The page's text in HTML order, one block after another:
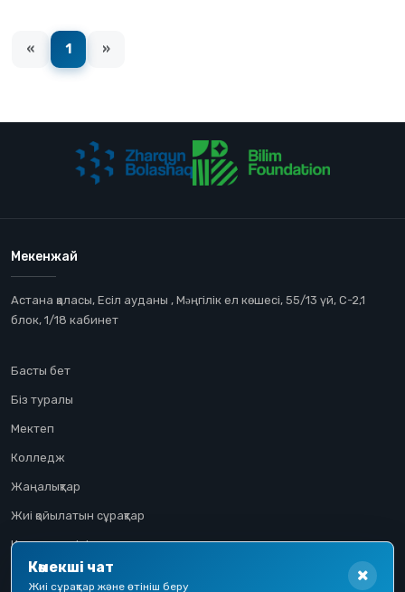
« 1 »
Мекенжай
Астана қаласы, Есіл ауданы , Мəңгілік ел көшесі, 55/13 үй, С-2,1
блок, 1/18 кабинет
Басты бет
Біз туралы
Мектеп
Колледж
Жаңалықтар
Жиі қойылатын сұрақтар
Конкурстық іріктеу
Үміткер жолы
Көмекші чат
Жиі сұрақтар және өтініш беру